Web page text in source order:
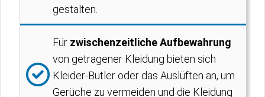
gestalten.
Für zwischenzeitliche Aufbewahrung
von getragener Kleidung bieten sich
Kleider-Butler oder das Auslüften an, um
Gerüche zu vermeiden und die Kleidung